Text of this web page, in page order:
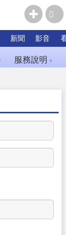
新聞 影音
服務說明 ▼